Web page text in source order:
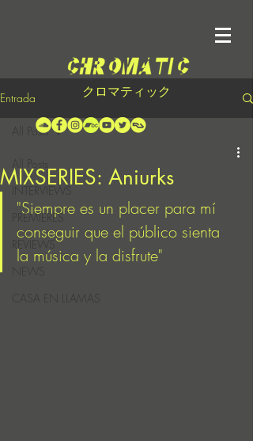
クロマティック
Entrada
INTERVIEWS
PREMIERES
REVIEWS
CASA EN LLAMAS
All Posts
MIXSERIES: Aniurks
"Siempre es un placer para mí
conseguir que el público sienta
la música y la disfrute"